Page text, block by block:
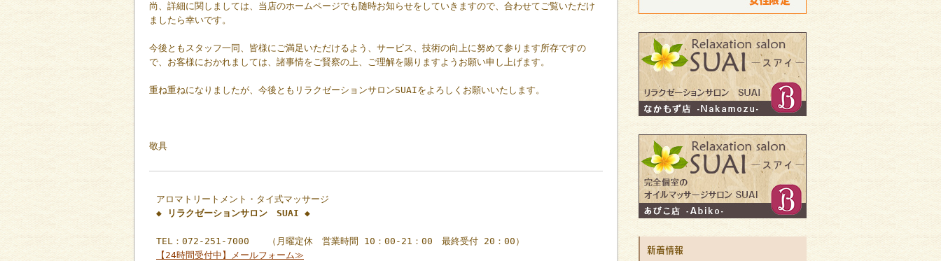
尚、詳細に関しましては、当店のホームページでも随時お知らせをしていきますので、合わせてご覧いただけ
ましたら幸いです。
今後ともスタッフ一同、皆様にご満足いただけるよう、サービス、技術の向上に努めて参ります所存ですの
で、お客様におかれましては、諸事情をご賢察の上、ご理解を賜りますようお願い申し上げます。
重ね重ねになりましたが、今後ともリラクゼーションサロンSUAIをよろしくお願いいたします。
敬具
アロマトリートメント・タイ式マッサージ
◆ リラクゼーションサロン SUAI ◆
TEL：072-251-7000 （月曜定休 営業時間 10：00-21：00 最終受付 20：00）
【24時間受付中】メールフォーム≫
新着情報